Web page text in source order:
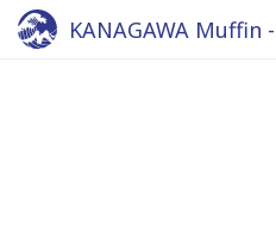
KANAGAWA Muffin